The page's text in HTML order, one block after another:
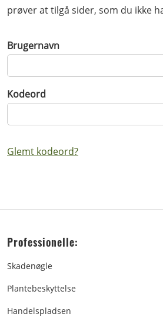
prøver at tilgå sider, som du ikke
Brugernavn
Kodeord
Glemt kodeord?
Professionelle:
Skadenøgle
Plantebeskyttelse
Handelspladsen